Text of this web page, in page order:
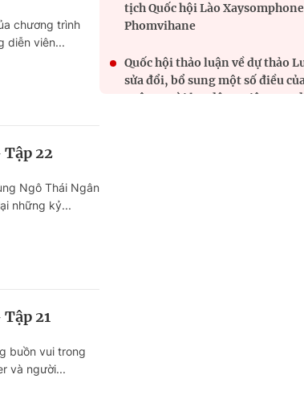
chương trình
diễn viên...
Tập 22
Ngô Thái Ngân
những kỷ...
21
buồn vui trong
và người...
tịch Quốc hội Lào Xaysomphone
Phomvihane
Quốc hội thảo luận về dự thảo
sửa đổi, bổ sung một số điều
Luật Người lao động Việt Nam